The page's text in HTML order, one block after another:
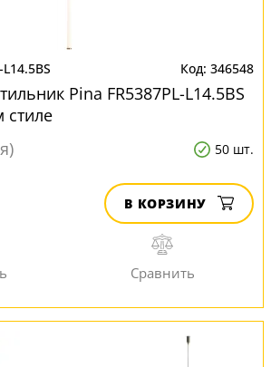
346548
Pina FR5387PL-L14.5BS
стиле
50 шт.
В КОРЗИНУ